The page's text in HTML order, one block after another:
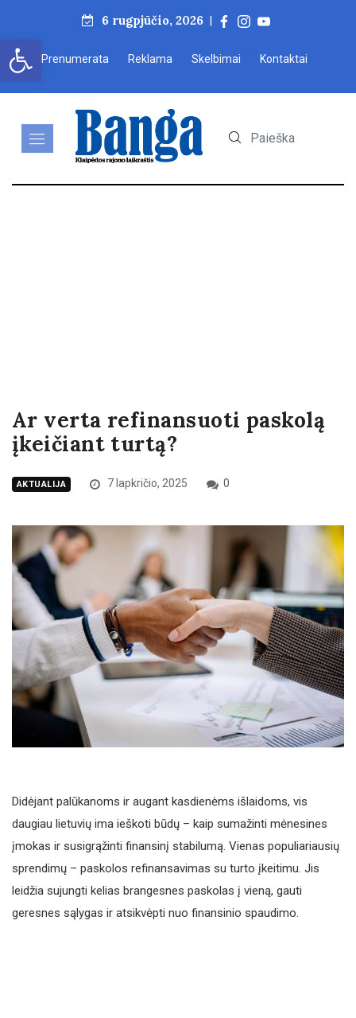
Open toolbar
6 rugpjūčio, 2026 |
Prenumerata Reklama Skelbimai Kontaktai
Ar verta refinansuoti paskolą
įkeičiant turtą?
AKTUALIJA 7 lapkričio, 2025 0
Didėjant palūkanoms ir augant kasdienėms išlaidoms, vis
daugiau lietuvių ima ieškoti būdų – kaip sumažinti mėnesines
įmokas ir susigrąžinti finansinį stabilumą. Vienas populiariausių
sprendimų – paskolos refinansavimas su turto įkeitimu. Jis
leidžia sujungti kelias brangesnes paskolas į vieną, gauti
geresnes sąlygas ir atsikvėpti nuo finansinio spaudimo.